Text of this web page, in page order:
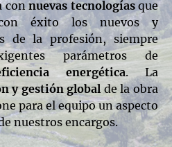
connuevas tecnologíasque
éxito los nuevos y
de la profesión, siempre
parámetros de
energética. La
y gestión global de la obra
para el equipo un aspecto
nuestros encargos.